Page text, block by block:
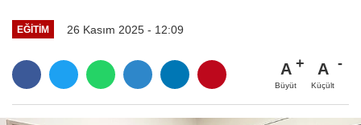
EĞITIM 26 Kasım 2025 - 12:09
A
Büyüt
A
Küçült